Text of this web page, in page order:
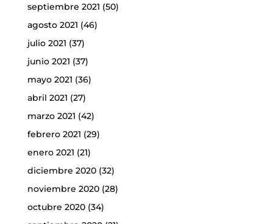
septiembre 2021 (50)
agosto 2021 (46)
julio 2021 (37)
junio 2021 (37)
mayo 2021 (36)
abril 2021 (27)
marzo 2021 (42)
febrero 2021 (29)
enero 2021 (21)
diciembre 2020(32)
noviembre 2020(28)
octubre 2020(34)